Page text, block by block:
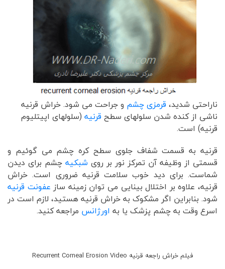
ناراحتی شدید، قرمزی چشم و جراحت می شود. خراش قرنیه
ناشی از کنده شدن سلولهای سطح قرنیه (سلولهای اپیتلیوم
قرنیه) است.
قرنیه به قسمت شفاف جلوی سطح کره چشم می گوئیم و
قسمتی از وظیفه آن تمرکز نور بر روی شبکیه چشم برای دیدن
شماست. برای دید خوب سلامت قرنیه ضروری است. خراش
قرنیه، علاوه بر اختلال بینایی می توان زمینه ساز عفونت قرنیه
شود. بنابراین اگر مشکوک به خراش قرنیه هستید، لازم است در
اسرع وقت به چشم پزشک یا به اورژانس مراجعه کنید.
فیلم خراش راجعه قرنیه Recurrent Corneal Erosion Video